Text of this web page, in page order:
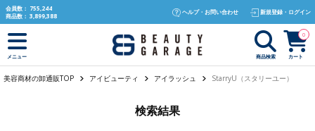
text.skipToContent
text.skipToNavigation
会員数： 755,244
商品数： 3,899,388
ヘルプ・お問い合わせ 新規登録・ログイン
メニュー 商品検索 カート
0
美容商材の卸通販TOP アイビューティ アイラッシュ StarryU（スタリーユー）
検索結果